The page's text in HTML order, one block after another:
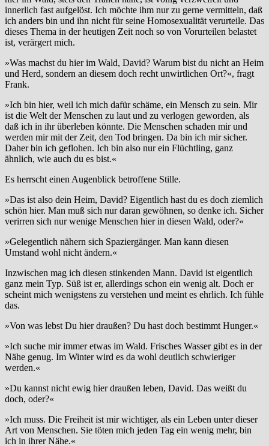
innerlich fast aufgelöst. Ich möchte ihm nur zu gerne vermitteln, daß
ich anders bin und ihn nicht für seine Homosexualität verurteile. Das
dieses Thema in der heutigen Zeit noch so von Vorurteilen belastet
ist, verärgert mich.
»Was machst du hier im Wald, David? Warum bist du nicht an Heim
und Herd, sondern an diesem doch recht unwirtlichen Ort?«, fragt
Frank.
»Ich bin hier, weil ich mich dafür schäme, ein Mensch zu sein. Mir
ist die Welt der Menschen zu laut und zu verlogen geworden, als
daß ich in ihr überleben könnte. Die Menschen schaden mir und
werden mir mit der Zeit, den Tod bringen. Da bin ich mir sicher.
Daher bin ich geflohen. Ich bin also nur ein Flüchtling, ganz
ähnlich, wie auch du es bist.«
Es herrscht einen Augenblick betroffene Stille.
»Das ist also dein Heim, David? Eigentlich hast du es doch ziemlich
schön hier. Man muß sich nur daran gewöhnen, so denke ich. Sicher
verirren sich nur wenige Menschen hier in diesen Wald, oder?«
»Gelegentlich nähern sich Spaziergänger. Man kann diesen
Umstand wohl nicht ändern.«
Inzwischen mag ich diesen stinkenden Mann. David ist eigentlich
ganz mein Typ. Süß ist er, allerdings schon ein wenig alt. Doch er
scheint mich wenigstens zu verstehen und meint es ehrlich. Ich fühle
das.
»Von was lebst Du hier draußen? Du hast doch bestimmt Hunger.«
»Ich suche mir immer etwas im Wald. Frisches Wasser gibt es in der
Nähe genug. Im Winter wird es da wohl deutlich schwieriger
werden.«
»Du kannst nicht ewig hier draußen leben, David. Das weißt du
doch, oder?«
»Ich muss. Die Freiheit ist mir wichtiger, als ein Leben unter dieser
Art von Menschen. Sie töten mich jeden Tag ein wenig mehr, bin
ich in ihrer Nähe.«